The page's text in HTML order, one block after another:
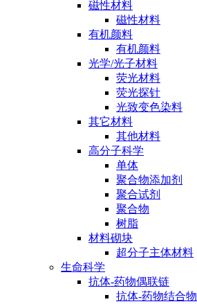
磁性材料
磁性材料
有机颜料
有机颜料
光学/光子材料
荧光材料
荧光探针
光致变色染料
其它材料
其他材料
高分子科学
单体
聚合物添加剂
聚合试剂
聚合物
树脂
材料砌块
超分子主体材料
生命科学
抗体-药物偶联链
抗体-药物结合物